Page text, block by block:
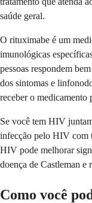
saúde geral.
O rituximabe é um
imunológicas
pessoas respondem
dos sintomas e
receber o medicamento
Se você tem HIV
infecção pelo HIV com
HIV pode melhorar
doença de Castleman e
Como você